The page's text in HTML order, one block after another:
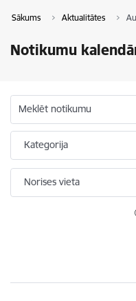
Sākums Aktualitātes
Notikumu
Meklēt notikumu
Kategorija
Norises vieta